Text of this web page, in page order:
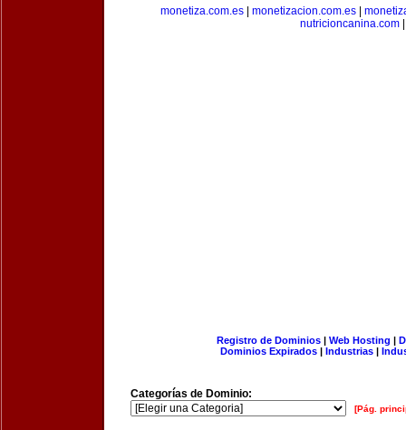
monetiza.com.es| monetizacion.com.es|
nutricioncanina.com
Registro de Dominios| Web Hosting |
Dominios Expirados | Industrias |
Categorías de Dominio:
[Pág.